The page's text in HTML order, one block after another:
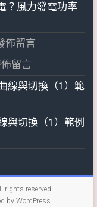
？風力發電功率
佈留言
留言
線與切換（1）範
與切換（1）範例
rights reserved.
by WordPress.